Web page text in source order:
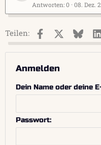
Antworten 0 08. Dez.
Teilen: Facebook
X
Anmelden
Dein Name oder deine
Passwort